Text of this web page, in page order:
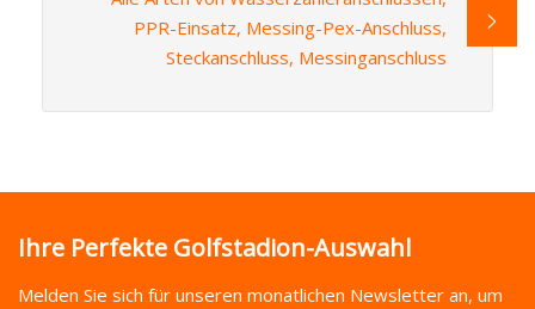
PPR-Einsatz, Messing-Pex-Anschluss,
Steckanschluss, Messinganschluss
Ihre Perfekte Golfstadion-Auswahl
Melden Sie sich für unseren monatlichen Newsletter an, um